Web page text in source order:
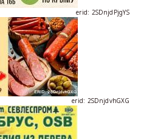
erid: 2SDnjdPjgYS
erid: 2SDnjdvhGXG